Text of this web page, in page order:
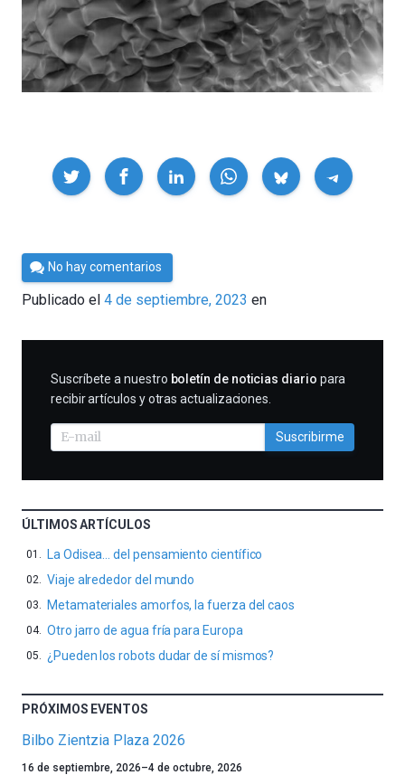
Compartir
Por
César
Tomé
No hay comentarios
Publicado el 4 de septiembre, 2023 en
SUSCRIBIRME
Suscríbete a nuestro boletín de noticias diario para
recibir artículos y otras actualizaciones.
Suscribirme
ÚLTIMOS ARTÍCULOS
La Odisea… del pensamiento científico
Viaje alrededor del mundo
Metamateriales amorfos, la fuerza del caos
Otro jarro de agua fría para Europa
¿Pueden los robots dudar de sí mismos?
PRÓXIMOS EVENTOS
Bilbo Zientzia Plaza 2026
Un
16 de septiembre, 2026–4 de octubre, 2026